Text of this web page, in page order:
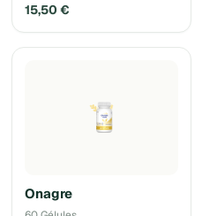
15,50 €
Onagre